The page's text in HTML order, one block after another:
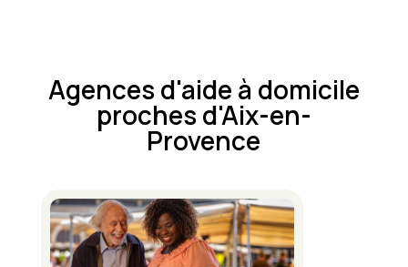
Agences d'aide à domicile
proches d'Aix-en-
Provence